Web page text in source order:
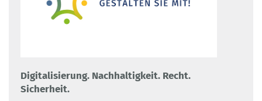
Digitalisierung. Nachhaltigkeit. Recht.
Sicherheit.